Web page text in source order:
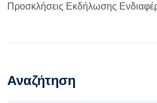
Προσκλήσεις Εκδήλωσης
Αναζήτηση